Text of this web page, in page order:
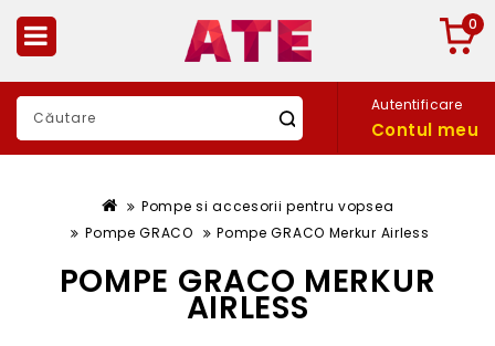
0
Autentificare
Contul meu
Pompe si accesorii pentru vopsea
Pompe GRACO
Pompe GRACO Merkur Airless
POMPE GRACO MERKUR
AIRLESS